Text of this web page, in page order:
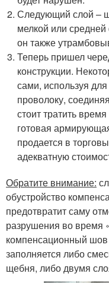
Следующий слой –
мелкой или
он также
Теперь пришел
конструкции.
сами, используя
проволоку,
стоит тратить
готовая
продается в
адекватную
Обратите внимание:
обустройство
предотвратит саму
разрушения во время
компенсационный
заполняется либо
щебня, либо двумя